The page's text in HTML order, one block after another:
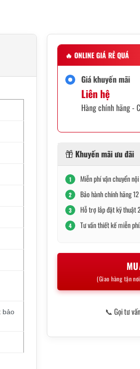
bảo
🔥 ONLINE GIÁ RẺ QUÁ
Giá khuyến mãi
Liên hệ
Hàng chính hãng -
Khuyến mãi ưu đãi
1 Miễn phí vận chuyển
2 Bảo hành chính hãng
3 Hỗ trợ lắp đặt kỹ thuật
4 Tư vấn thiết kế miễn
(Giao hàng tận
📞 Gọi tư